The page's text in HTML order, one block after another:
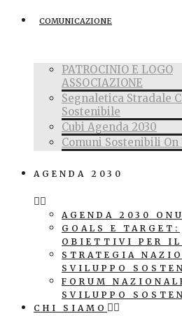
COMUNICAZIONE
PATROCINIO E LOGO
ASSOCIAZIONE
Segnaletica Stradale
Sostenibile
Cubi Agenda 2030
Comuni Sostenibili On
AGENDA 2030
AGENDA 2030 ONU
GOALS E TARGET:
OBIETTIVI PER
STRATEGIA
SVILUPPO
FORUM
SVILUPPO
CHI SIAMO